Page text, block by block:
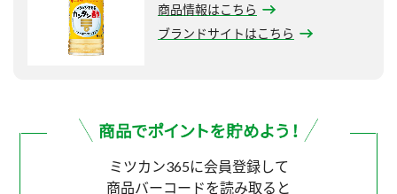
商品情報はこちら
ブランドサイトはこちら
ミツカン365に会員登録して
商品バーコードを読み取ると